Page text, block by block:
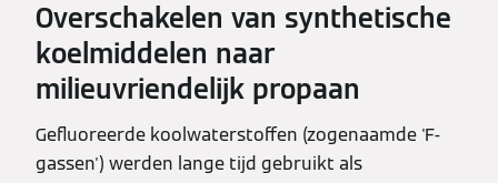
Overschakelen van synthetische
koelmiddelen naar
milieuvriendelijk propaan
Gefluoreerde koolwaterstoffen (zogenaamde 'F-
gassen') werden lange tijd gebruikt als